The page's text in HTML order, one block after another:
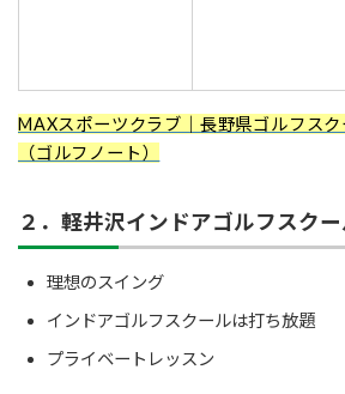
MAXスポーツクラブ｜長野県ゴルフス
（ゴルフノート）
２．軽井沢インドアゴルフスクー
理想のスイング
インドアゴルフスクールは打ち放題
プライベートレッスン